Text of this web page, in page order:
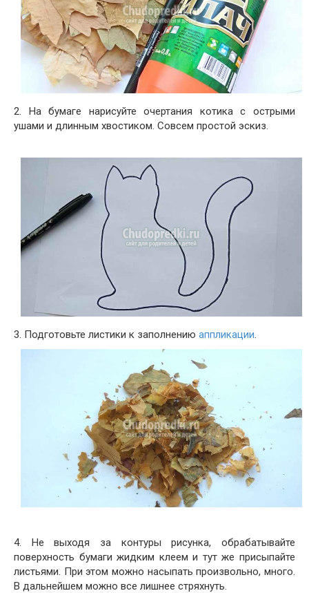
2. На бумаге нарисуйте очертания котика с острыми
ушами и длинным хвостиком. Совсем простой эскиз.
3. Подготовьте листики к заполнению аппликации
4. Не выходя за контуры рисунка, обрабатывайте
поверхность бумаги жидким клеем и тут же присыпайте
листьями. При этом можно насыпать произвольно, много.
В дальнейшем можно все лишнее стряхнуть.